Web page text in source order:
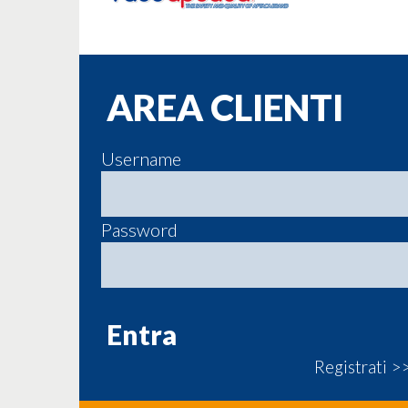
AREA CLIENTI
Username
Password
Registrati